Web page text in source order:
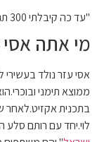
תגובות וזו הכי מדויקת. תודה תאום" הגיבה רפאלי.
אתה אסי
תימני
אקזיט.לאחר שלוש
עם רותם סלע הוא